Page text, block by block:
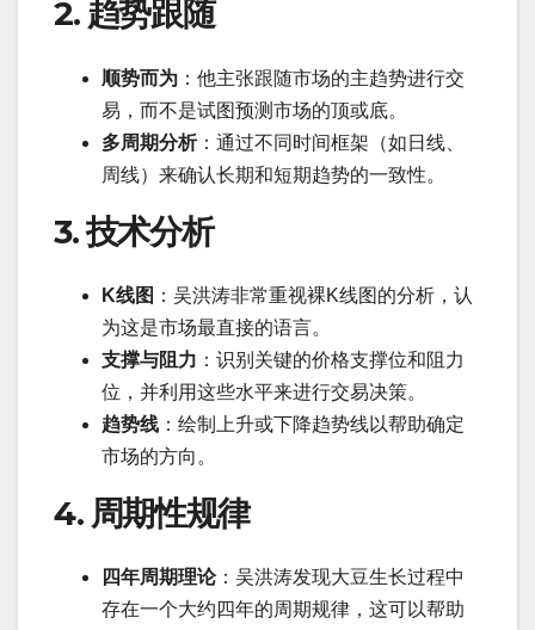
2. 趋势跟随
顺势而为 ：他主张跟随市场的主趋势进行交
易，而不是试图预测市场的顶或底。
多周期分析：通过不同时间框架（如日线、
周线）来确认长期和短期趋势的一致性。
3. 技术分析
K线图 ：吴洪涛非常重视裸K线图的分析，认
为这是市场最直接的语言。
支撑与阻力 ：识别关键的价格支撑位和阻力
位，并利用这些水平来进行交易决策。
趋势线 ：绘制上升或下降趋势线以帮助确定
市场的方向。
4. 周期性规律
四年周期理论：吴洪涛发现大豆生长过程中
存在一个大约四年的周期规律，这可以帮助